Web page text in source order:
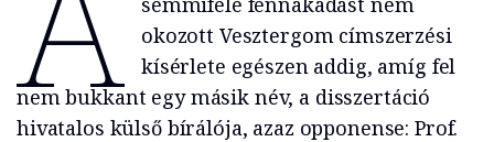
okozott Vesztergom címszerzési
kísérlete egészen addig, amíg fel
nem bukkant egy másik név, a disszertáció
hivatalos külső bírálója, azaz opponense: Prof.